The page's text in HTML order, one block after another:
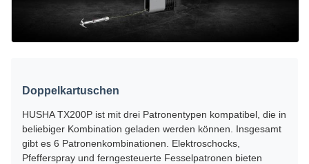
Doppelkartuschen
HUSHA TX200P ist mit drei Patronentypen kompatibel, die in
beliebiger Kombination geladen werden können. Insgesamt
gibt es 6 Patronenkombinationen. Elektroschocks,
Pfefferspray und ferngesteuerte Fesselpatronen bieten